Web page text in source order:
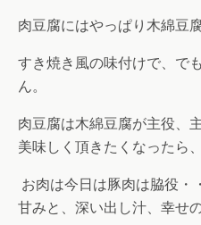
肉豆腐にはやっぱり木綿豆腐
すき焼き風の味付けで、で
ん。
肉豆腐は木綿豆腐が主役、
美味しく頂きたくなったら
お肉は今日は豚肉は脇役・
甘みと、深い出し汁、幸せ